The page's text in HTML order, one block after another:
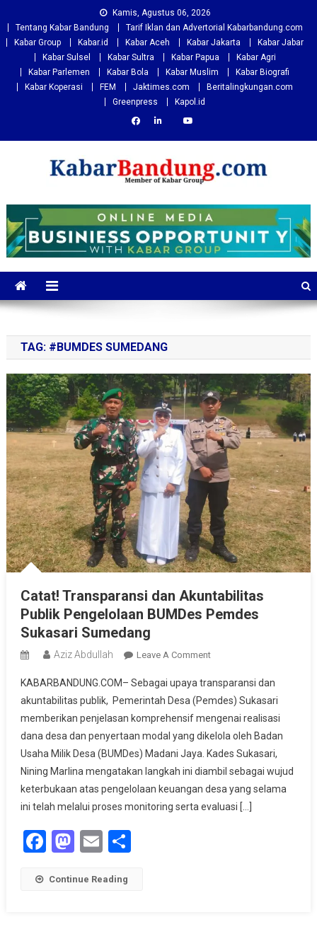
to
content
Kamis, Agustus 06, 2026
Tentang Kabar Bandung
Tarif Iklan dan Advertorial Kabarbandung.com
Kabar Group
Kabar.id Kabar Aceh Kabar Jakarta
Kabar Jabar
Kabar Sulsel
Kabar Sultra Kabar Papua
Kabar Agri
Kabar Parlemen
Kabar Bola Kabar Muslim
Kabar Biografi
Kabar Koperasi
FEM Jaktimes.com
Beritalingkungan.com
Greenpress
Kapol.id
Kabarbandung.com
TAG: #BUMDES SUMEDANG
Catat! Transparansi dan Akuntabilitas
Publik Pengelolaan BUMDes Pemdes
Sukasari Sumedang
Aziz Abdullah Leave A CommentOn
Transparansi
Dan
Akuntabilitas
Publik
Pengelolaan
BUMDes
Pemdes
Sukasari
KABARBANDUNG.COM– Sebagai upaya transparansi dan
akuntabilitas publik, Pemerintah Desa (Pemdes) Sukasari
memberikan penjelasan komprehensif mengenai realisasi
dana desa dan penyertaan modal yang dikelola oleh Badan
Usaha Milik Desa (BUMDes) Madani Jaya. Kades Sukasari,
Nining Marlina ​mengatakan langkah ini diambil sebagai wujud
keterbukaan atas pengelolaan keuangan desa yang selama
ini telah melalui proses monitoring serta evaluasi […]
Facebook
Mastodon
EmailShare
Continue Reading